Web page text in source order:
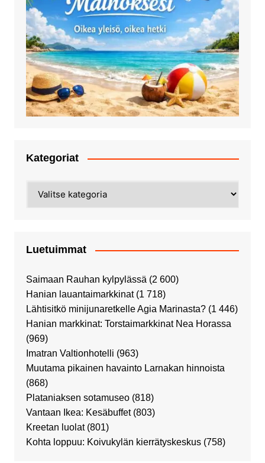
Kategoriat
Luetuimmat
Saimaan Rauhan kylpylässä (2 600)
Hanian lauantaimarkkinat (1 718)
Lähtisitkö minijunaretkelle Agia Marinasta? (1 446)
Hanian markkinat: Torstaimarkkinat Nea Horassa
(969)
Imatran Valtionhotelli (963)
Muutama pikainen havainto Larnakan hinnoista
(868)
Plataniaksen sotamuseo (818)
Vantaan Ikea: Kesäbuffet (803)
Kreetan luolat (801)
Kohta loppuu: Koivukylän kierrätyskeskus (758)